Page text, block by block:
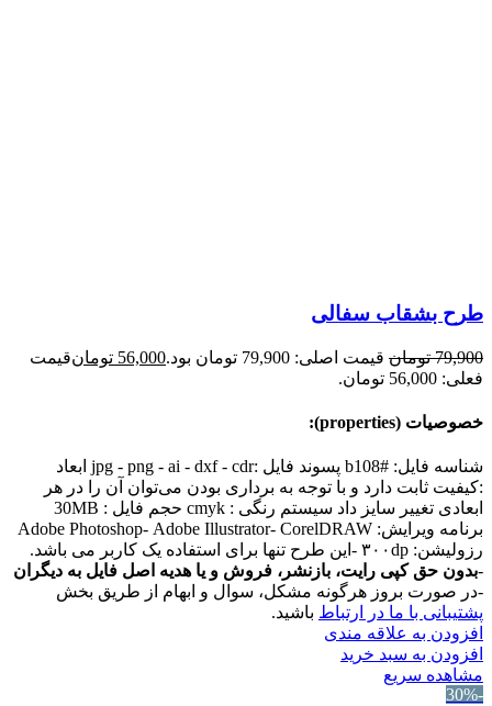
طرح بشقاب سفالی
79,900 تومان قیمت اصلی: 79,900 تومان بود. 56,000 تومانقیمت
فعلی: 56,000 تومان.
خصوصیات (properties):
شناسه فایل: #b108 پسوند فایل :jpg - png - ai - dxf - cdr ابعاد
:کیفیت ثابت دارد و با توجه به برداری بودن می‌توان آن را در هر
ابعادی تغییر سایز داد سیستم رنگی : cmyk حجم فایل : 30MB
برنامه ویرایش: Adobe Photoshop- Adobe Illustrator- CorelDRAW
رزولیشن: ۳۰۰dp -این طرح تنها برای استفاده یک کاربر می باشد.
-بدون حق کپی رایت، بازنشر، فروش و یا هدیه اصل فایل به دیگران
-در صورت بروز هرگونه مشکل، سوال و ابهام از طریق بخش
پشتیبانی با ما در ارتباط باشید.
افزودن به علاقه مندی
افزودن به سبد خرید
مشاهده سریع
-30%